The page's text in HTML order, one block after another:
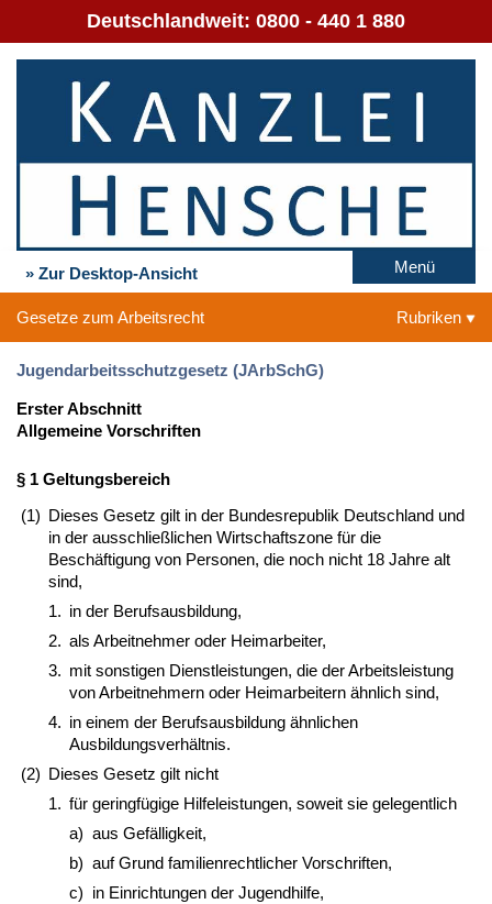
Deutschlandweit: 0800 - 440 1 880
» Zur Desktop-Ansicht Menü
Gesetze zum Arbeitsrecht Rubriken
Jugendarbeitsschutzgesetz (JArbSchG)
Erster Abschnitt
Allgemeine Vorschriften
§ 1 Geltungsbereich
(1) Dieses Gesetz gilt in der Bundesrepublik Deutschland und
in der ausschließlichen Wirtschaftszone für die
Beschäftigung von Personen, die noch nicht 18 Jahre alt
sind,
1. in der Berufsausbildung,
2. als Arbeitnehmer oder Heimarbeiter,
3. mit sonstigen Dienstleistungen, die der Arbeitsleistung
von Arbeitnehmern oder Heimarbeitern ähnlich sind,
4. in einem der Berufsausbildung ähnlichen
Ausbildungsverhältnis.
(2) Dieses Gesetz gilt nicht
1. für geringfügige Hilfeleistungen, soweit sie gelegentlich
a) aus Gefälligkeit,
b) auf Grund familienrechtlicher Vorschriften,
c) in Einrichtungen der Jugendhilfe,